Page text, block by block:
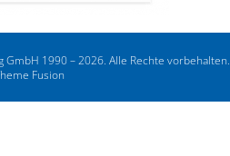
GmbH 1990 – 2026. Alle Rechte vorbehalten.
Fusion